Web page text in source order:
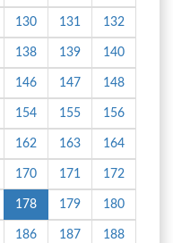
130 131 132
138 139 140
146 147 148
154 155 156
162 163 164
170 171 172
178 179 180
186 187 188